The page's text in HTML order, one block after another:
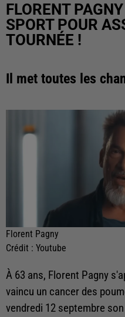
FLORENT
SPORT POUR
TOURNÉE !
Il met toutes les
Florent Pagny
Crédit : Youtube
À 63 ans, Florent Pagny
vaincu un cancer des
vendredi 12 septembre